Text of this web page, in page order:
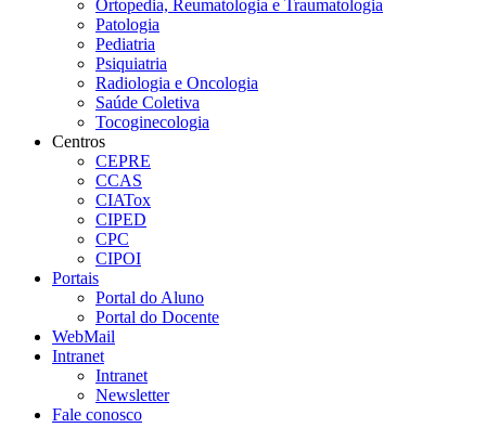
Ortopedia, Reumatologia e Traumatologia
Patologia
Pediatria
Psiquiatria
Radiologia e Oncologia
Saúde Coletiva
Tocoginecologia
Centros
CEPRE
CCAS
CIATox
CIPED
CPC
CIPOI
Portais
Portal do Aluno
Portal do Docente
WebMail
Intranet
Intranet
Newsletter
Fale conosco